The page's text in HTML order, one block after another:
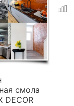
смола
DECOR